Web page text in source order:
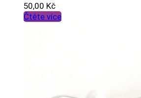
50,00 Kč
Čtěte více